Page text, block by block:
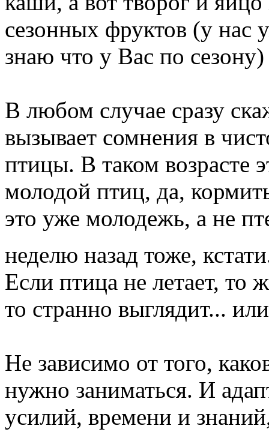
сезонных фруктов (у нас
знаю что у Вас по сезону)
В любом случае сразу
вызывает сомнения в
птицы. В таком возрасте
молодой птиц, да,
это уже молодежь, а не
неделю назад тоже,
Если птица не летает, то
то странно выглядит...
Не зависимо от того,
нужно заниматься. И
усилий, времени и